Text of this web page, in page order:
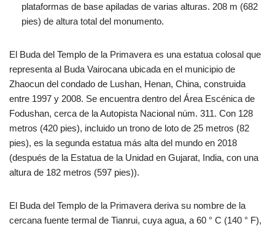
plataformas de base apiladas de varias alturas. 208 m (682
pies) de altura total del monumento.
El Buda del Templo de la Primavera es una estatua colosal que
representa al Buda Vairocana ubicada en el municipio de
Zhaocun del condado de Lushan, Henan, China, construida
entre 1997 y 2008. Se encuentra dentro del Área Escénica de
Fodushan, cerca de la Autopista Nacional núm. 311. Con 128
metros (420 pies), incluido un trono de loto de 25 metros (82
pies), es la segunda estatua más alta del mundo en 2018
(después de la Estatua de la Unidad en Gujarat, India, con una
altura de 182 metros (597 pies)).
El Buda del Templo de la Primavera deriva su nombre de la
cercana fuente termal de Tianrui, cuya agua, a 60 ° C (140 ° F),